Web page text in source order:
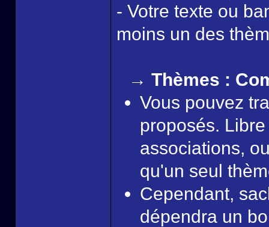
- Votre texte ou
moins un des
→ Thèmes :
Vous pouvez
proposés.
associations,
qu'un seul
Cependant,
dépendra un